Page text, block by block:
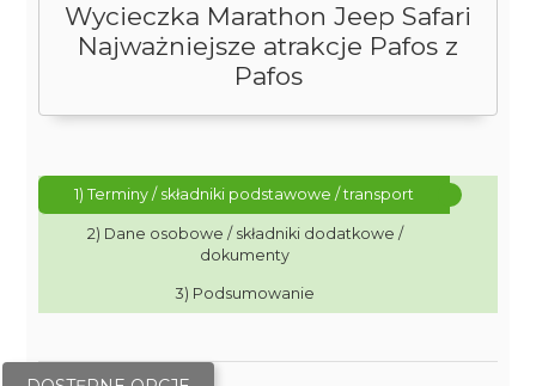
Wycieczka Marathon Jeep Safari
Najważniejsze atrakcje Pafos z
Pafos
1) Terminy / składniki podstawowe / transport
2) Dane osobowe / składniki dodatkowe /
dokumenty
3) Podsumowanie